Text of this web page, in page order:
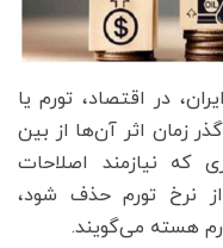
در اقتصاد، تورم یا
زمان اثر آن‌ها از بین
که نیازمند اصلاحات
نرخ تورم حذف شود،
هسته می‌گویند.